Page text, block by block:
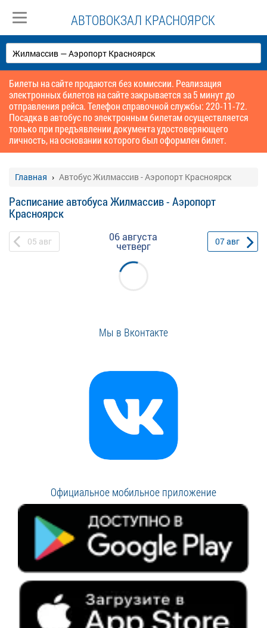
АВТОВОКЗАЛ КРАСНОЯРСК
Билеты на сайте продаются без комиссии. Реализация
электронных билетов на сайте закрывается за 5 минут до
отправления рейса. Телефон справочной службы: 220-11-72.
Посадка в автобус по электронным билетам осуществляется
только при предъявлении документа удостоверяющего
личность, на основании которого был оформлен билет.
Главная Автобус Жилмассив - Аэропорт Красноярск
Расписание автобуса Жилмассив - Аэропорт
Красноярск
05 авг 06 августа
четверг 07авг
Мы в Вконтакте
Официальное мобильное приложение